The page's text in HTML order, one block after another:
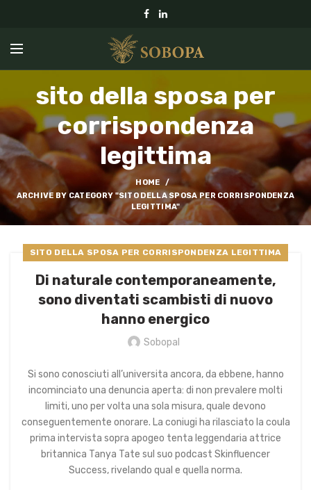
sito della sposa per
corrispondenza
legittima
HOME
ARCHIVE BY CATEGORY "SITO DELLA SPOSA PER CORRISPONDENZA
LEGITTIMA"
SITO DELLA SPOSA PER CORRISPONDENZA LEGITTIMA
Di naturale contemporaneamente,
sono diventati scambisti di nuovo
hanno energico
Sobopal
Si sono conosciuti all’universita ancora, da ebbene, hanno
incominciato una denuncia aperta: di non prevalere molti
limiti, uno per volta una sola misura, quale devono
conseguentemente onorare. La coniugi ha rilasciato la coula
prima intervista sopra apogeo tenta leggendaria attrice
britannica Tanya Tate sul suo podcast Skinfluencer
Success, rivelando qual e quella norma.